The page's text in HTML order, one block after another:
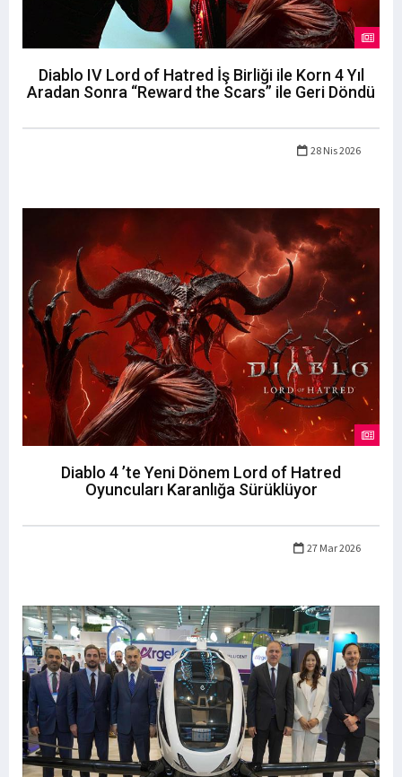
Diablo IV Lord of Hatred İş Birliği ile Korn 4 Yıl
Aradan Sonra “Reward the Scars” ile Geri Döndü
28 Nis 2026
Diablo 4 ’te Yeni Dönem Lord of Hatred
Oyuncuları Karanlığa Sürüklüyor
27 Mar 2026